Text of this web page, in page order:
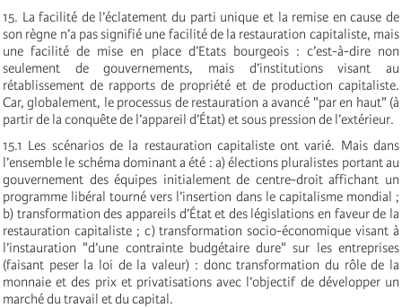
15. La facilité de l’éclatement du parti unique et la remise en cause de
son règne n’a pas signifié une facilité de la restauration capitaliste, mais
une facilité de mise en place d’Etats bourgeois : c’est-à-dire non
seulement de gouvernements, mais d’institutions visant au
rétablissement de rapports de propriété et de production capitaliste.
Car, globalement, le processus de restauration a avancé "par en haut" (à
partir de la conquête de l’appareil d’État) et sous pression de l’extérieur.
15.1 Les scénarios de la restauration capitaliste ont varié. Mais dans
l’ensemble le schéma dominant a été : a) élections pluralistes portant au
gouvernement des équipes initialement de centre-droit affichant un
programme libéral tourné vers l’insertion dans le capitalisme mondial ;
b) transformation des appareils d’État et des législations en faveur de la
restauration capitaliste ; c) transformation socio-économique visant à
l’instauration "d’une contrainte budgétaire dure" sur les entreprises
(faisant peser la loi de la valeur) : donc transformation du rôle de la
monnaie et des prix et privatisations avec l’objectif de développer un
marché du travail et du capital.